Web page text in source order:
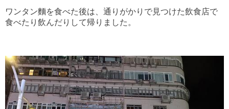
ワンタン麵を食べた後は、通りがかりで見つけた飲食店で
食べたり飲んだりして帰りました。